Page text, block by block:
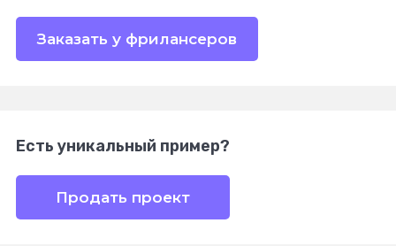
Заказать у фрилансеров
Есть уникальный пример?
Продать проект